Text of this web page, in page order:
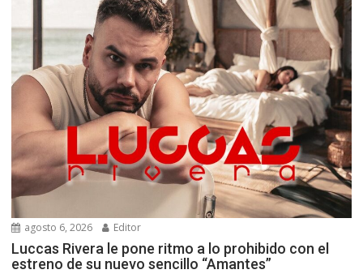
agosto 6, 2026 Editor
Luccas Rivera le pone ritmo a lo prohibido con el
estreno de su nuevo sencillo “Amantes”